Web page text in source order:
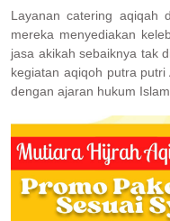
Layanan catering aqiqah
mereka menyediakan
jasa akikah sebaiknya tak
kegiatan aqiqoh putra
dengan ajaran hukum